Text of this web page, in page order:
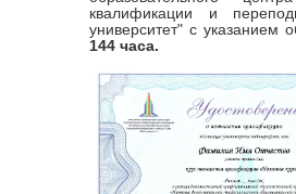
квалификации и
университет" с указанием
144 часа.